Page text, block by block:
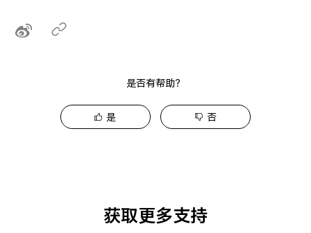
是否有帮助？
是 否
获取更多支持